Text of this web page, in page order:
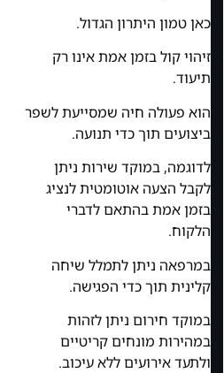
כאן טמון היתרון הגדול.
זיהוי קול בזמן אמת אינו רק
תיעוד.
הוא פעולה חיה שמסייעת לשפר
ביצועים תוך כדי תנועה.
לדוגמה, במוקד שירות ניתן
לקבל הצעה אוטומטית לנציג
בזמן אמת בהתאם לדברי
הלקוח.
במרפאה ניתן לתמלל שיחה
קלינית תוך כדי הפגישה.
במוקד חירום ניתן לזהות
במהירות מונחים קריטיים
ולתעד אירועים ללא עיכוב.